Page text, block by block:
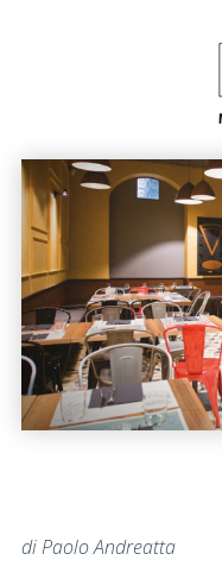
di Paolo Andreatta